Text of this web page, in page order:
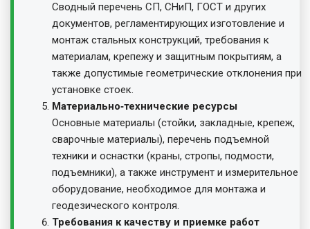
Сводный перечень СП, СНиП, ГОСТ и других
документов, регламентирующих изготовление и
монтаж стальных конструкций, требования к
материалам, крепежу и защитным покрытиям, а
также допустимые геометрические отклонения при
установке стоек.
Материально‑технические ресурсы
Основные материалы (стойки, закладные, крепеж,
сварочные материалы), перечень подъемной
техники и оснастки (краны, стропы, подмости,
подъемники), а также инструмент и измерительное
оборудование, необходимое для монтажа и
геодезического контроля.
Требования к качеству и приемке работ